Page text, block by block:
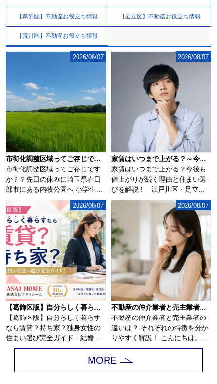
【葛飾区】不動産お役立ち情報 【足立区】不動産お役立ち情報
【荒川区】不動産お役立ち情報
市街化調整区域ってご存じですか？？
市街化調整区域ってご存じです
か？？先日の休みに埼玉県春日
部市にある内牧公園へ 小学生の
子供を連れて...
2026/08/07
家賃はいつまで上がる？～今後も値上がりが続く理由と住まい選びを解説～
家賃はいつまで上がる？今後も
値上がりが続く理由と住まい選
びを解説！ 江戸川区・足立...
2026/08/07
【葛飾区版】自分らしく暮らすなら賃貸？持ち家？独身女性の住まい選び完全ガイド
【葛飾区版】自分らしく暮らす
なら賃貸？持ち家？独身女性の
住まい選び完全ガイド！結婚の
予定がないまま...
2026/08/07
不動産の仲介業者と売主業者の違いは？
不動産の仲介業者と売主業者の
違いは？ それぞれの特徴を分か
りやすく解説！ こんにちは。 江
戸川...
2026/08/07
MORE